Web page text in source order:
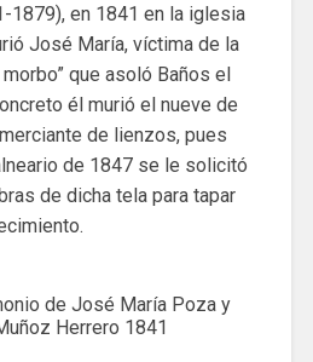
1879), en 1841 en la iglesia
José María, víctima de la
que asoló Baños el
él murió el nueve de
de lienzos, pues
de 1847 se le solicitó
de dicha tela para tapar
de José María Poza y
Herrero 1841